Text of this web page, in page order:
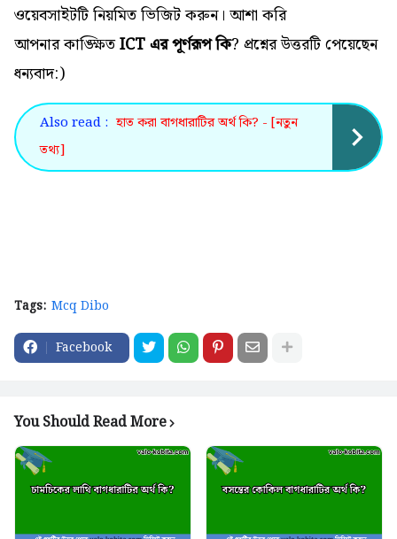
ওয়েবসাইটটি নিয়মিত ভিজিট করুন। আশা করি
আপনার কাঙ্ক্ষিতICT এর পূর্ণরূপ কি? প্রশ্নের উত্তরটি পেয়েছেন
ধন্যবাদ:)
Also read : হাত করা বাগধারাটির অর্থ কি? - [নতুন
তথ্য]
Tags: Mcq Dibo
Facebook
You Should Read More